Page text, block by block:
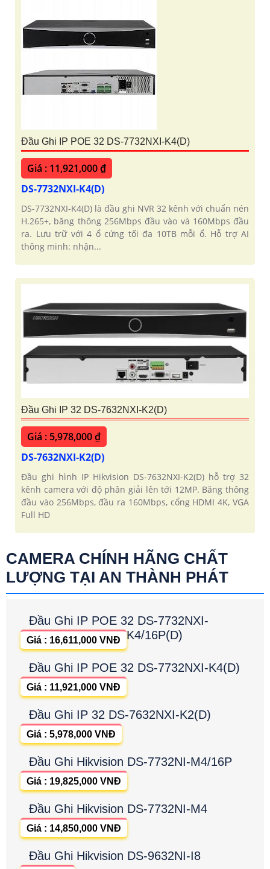
'
Đầu Ghi IP POE 32 DS-7732NXI-K4(D)
Giá : 11,921,000 ₫
DS-7732NXI-K4(D)
DS-7732NXI-K4(D) là đầu ghi NVR 32 kênh với chuẩn nén
H.265+, băng thông 256Mbps đầu vào và 160Mbps đầu
ra. Lưu trữ với 4 ổ cứng tối đa 10TB mỗi ổ. Hỗ trợ AI
thông minh: nhận...
Đầu Ghi IP 32 DS-7632NXI-K2(D)
Giá : 5,978,000 ₫
DS-7632NXI-K2(D)
Đầu ghi hình IP Hikvision DS-7632NXI-K2(D) hỗ trợ 32
kênh camera với độ phân giải lên tới 12MP. Băng thông
đầu vào 256Mbps, đầu ra 160Mbps, cổng HDMI 4K, VGA
Full HD
CAMERA CHÍNH HÃNG CHẤT
LƯỢNG TẠI AN THÀNH PHÁT
Đầu Ghi IP POE 32 DS-7732NXI-
K4/16P(D)
Giá : 16,611,000 VNĐ
Đầu Ghi IP POE 32 DS-7732NXI-K4(D)
Giá : 11,921,000 VNĐ
Đầu Ghi IP 32 DS-7632NXI-K2(D)
Giá : 5,978,000 VNĐ
Đầu Ghi Hikvision DS-7732NI-M4/16P
Giá : 19,825,000 VNĐ
Đầu Ghi Hikvision DS-7732NI-M4
Giá : 14,850,000 VNĐ
Đầu Ghi Hikvision DS-9632NI-I8